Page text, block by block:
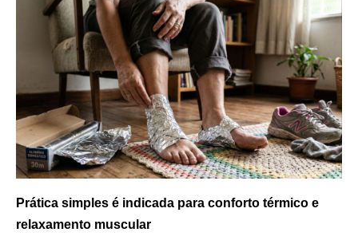
Prática simples é indicada para conforto térmico e
relaxamento muscular